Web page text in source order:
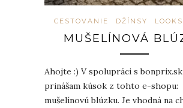
CESTOVANIE DŽÍNSY LOOKS
MUŠELÍNOVÁ
Ahojte :) V spolupráci s
prinášam kúsok z tohto e-shopu:
mušelínovú blúzku. Je vhodná na